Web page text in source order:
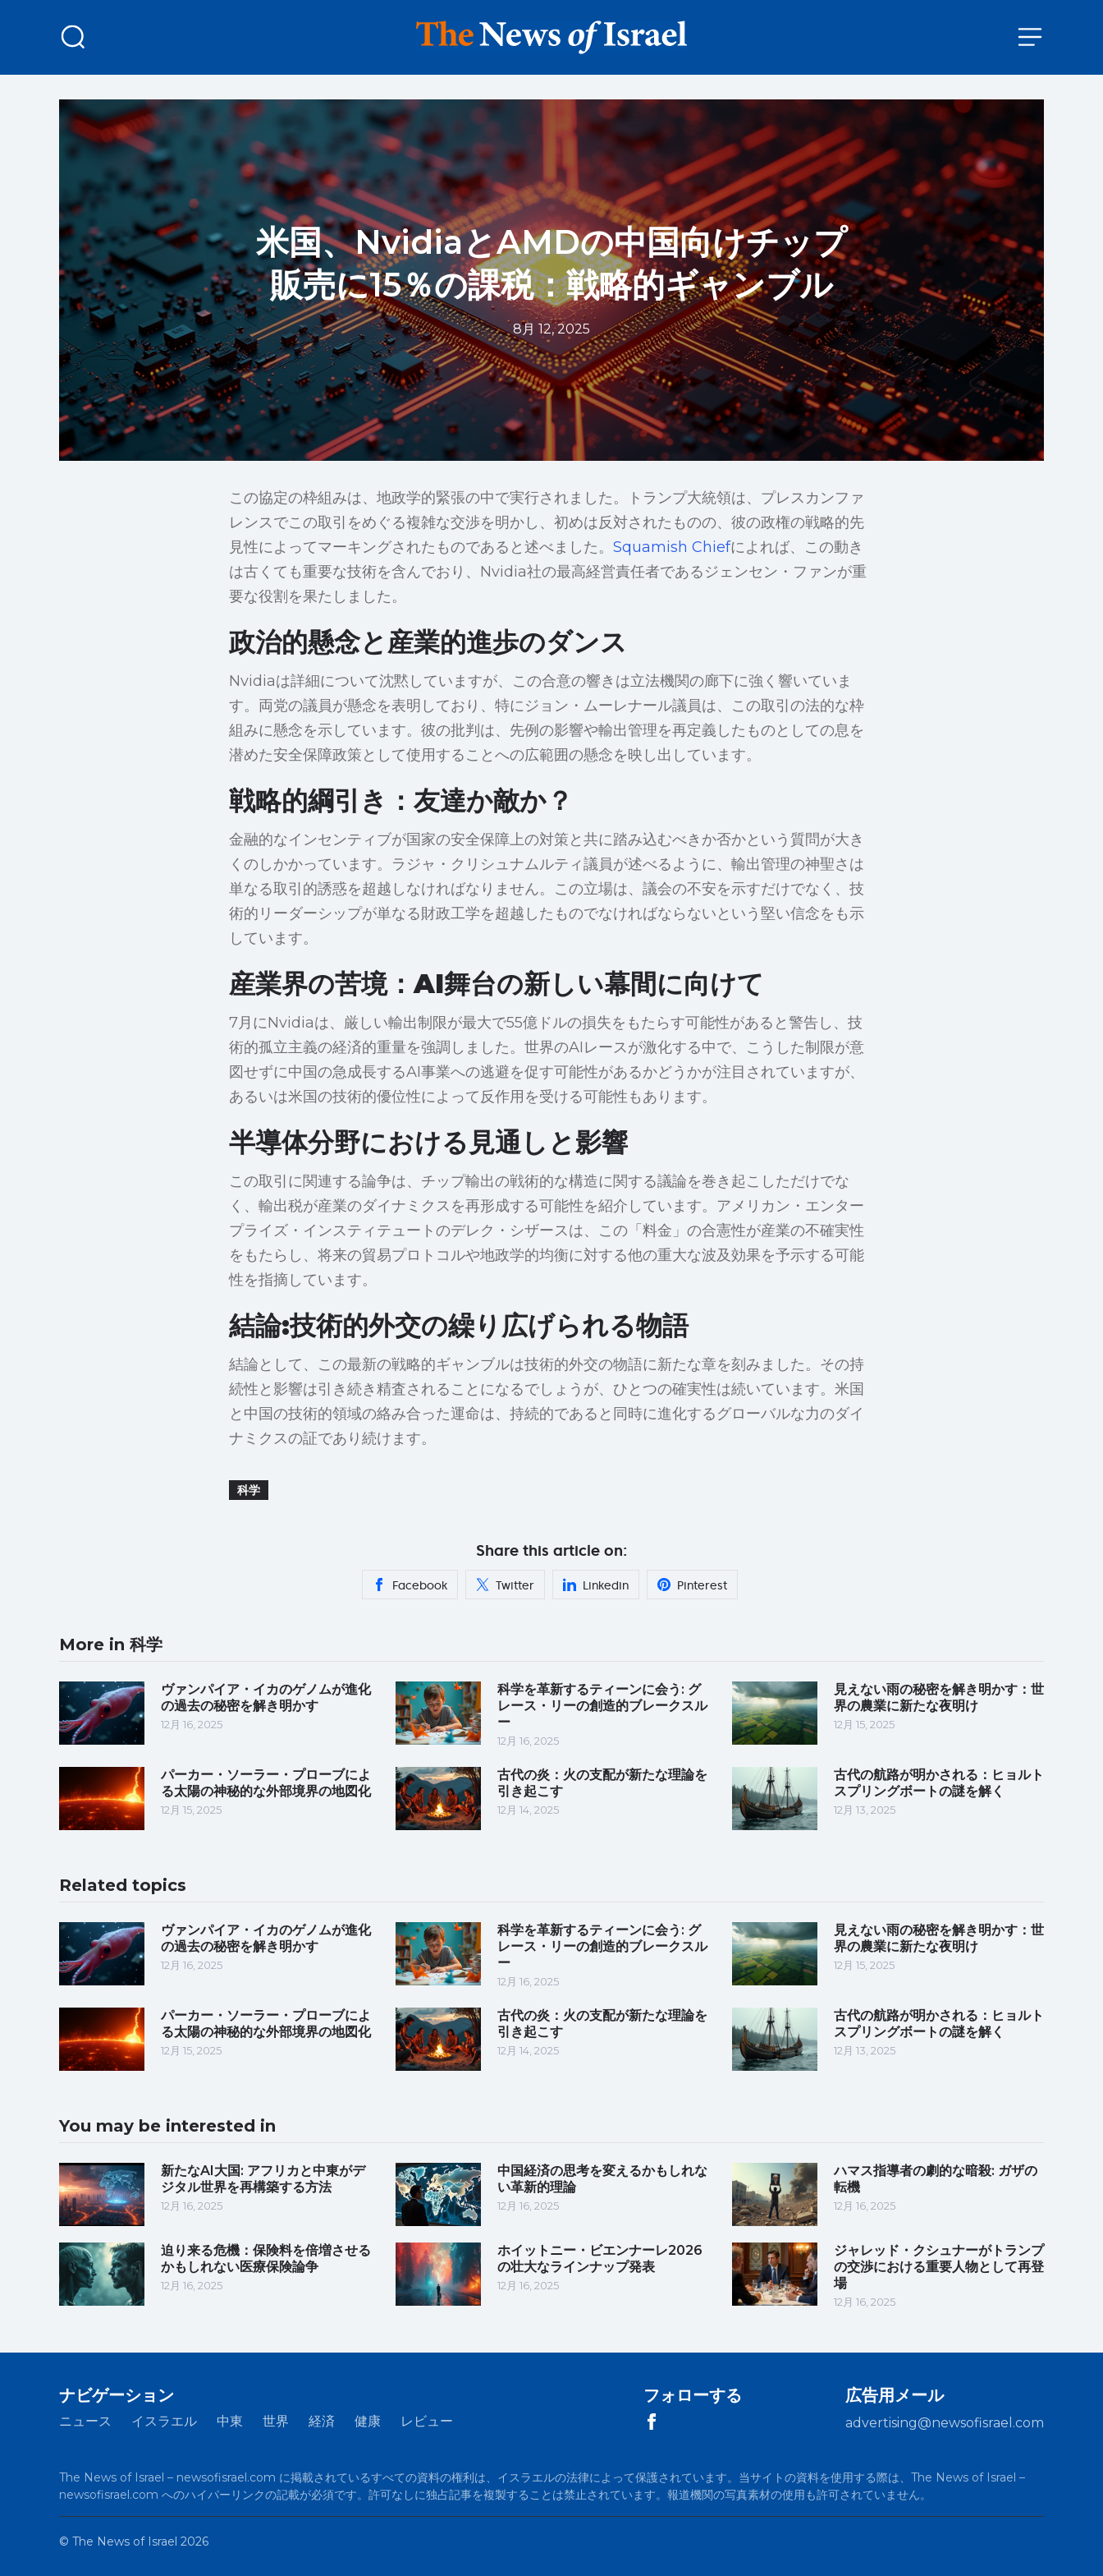
米国、NvidiaとAMDの中国向けチップ
販売に15％の課税：戦略的ギャンブル
8月 12, 2025
この協定の枠組みは、地政学的緊張の中で実行されました。トランプ大統領は、プレスカンファ
レンスでこの取引をめぐる複雑な交渉を明かし、初めは反対されたものの、彼の政権の戦略的先
見性によってマーキングされたものであると述べました。 Squamish Chiefによれば、この動き
は古くても重要な技術を含んでおり、Nvidia社の最高経営責任者であるジェンセン・ファンが重
要な役割を果たしました。
政治的懸念と産業的進歩のダンス
Nvidiaは詳細について沈黙していますが、この合意の響きは立法機関の廊下に強く響いていま
す。両党の議員が懸念を表明しており、特にジョン・ムーレナール議員は、この取引の法的な枠
組みに懸念を示しています。彼の批判は、先例の影響や輸出管理を再定義したものとしての息を
潜めた安全保障政策として使用することへの広範囲の懸念を映し出しています。
戦略的綱引き：友達か敵か？
金融的なインセンティブが国家の安全保障上の対策と共に踏み込むべきか否かという質問が大き
くのしかかっています。ラジャ・クリシュナムルティ議員が述べるように、輸出管理の神聖さは
単なる取引的誘惑を超越しなければなりません。この立場は、議会の不安を示すだけでなく、技
術的リーダーシップが単なる財政工学を超越したものでなければならないという堅い信念をも示
しています。
産業界の苦境：AI舞台の新しい幕間に向けて
7月にNvidiaは、厳しい輸出制限が最大で55億ドルの損失をもたらす可能性があると警告し、技
術的孤立主義の経済的重量を強調しました。世界のAIレースが激化する中で、こうした制限が意
図せずに中国の急成長するAI事業への逃避を促す可能性があるかどうかが注目されていますが、
あるいは米国の技術的優位性によって反作用を受ける可能性もあります。
半導体分野における見通しと影響
この取引に関連する論争は、チップ輸出の戦術的な構造に関する議論を巻き起こしただけでな
く、輸出税が産業のダイナミクスを再形成する可能性を紹介しています。アメリカン・エンター
プライズ・インスティテュートのデレク・シザースは、この「料金」の合憲性が産業の不確実性
をもたらし、将来の貿易プロトコルや地政学的均衡に対する他の重大な波及効果を予示する可能
性を指摘しています。
結論:技術的外交の繰り広げられる物語
結論として、この最新の戦略的ギャンブルは技術的外交の物語に新たな章を刻みました。その持
続性と影響は引き続き精査されることになるでしょうが、ひとつの確実性は続いています。米国
と中国の技術的領域の絡み合った運命は、持続的であると同時に進化するグローバルな力のダイ
ナミクスの証であり続けます。
科学
Share this article on:
Facebook Twitter Linkedin Pinterest
More in 科学
ヴァンパイア・イカのゲノムが進化
の過去の秘密を解き明かす
12月 16, 2025
科学を革新するティーンに会う: グ
レース・リーの創造的ブレークスル
ー
12月 16, 2025
見えない雨の秘密を解き明かす：世
界の農業に新たな夜明け
12月 15, 2025
パーカー・ソーラー・プローブによ
る太陽の神秘的な外部境界の地図化
12月 15, 2025
古代の炎：火の支配が新たな理論を
引き起こす
12月 14, 2025
古代の航路が明かされる：ヒョルト
スプリングボートの謎を解く
12月 13, 2025
Related topics
ヴァンパイア・イカのゲノムが進化
の過去の秘密を解き明かす
12月 16, 2025
科学を革新するティーンに会う: グ
レース・リーの創造的ブレークスル
ー
12月 16, 2025
見えない雨の秘密を解き明かす：世
界の農業に新たな夜明け
12月 15, 2025
パーカー・ソーラー・プローブによ
る太陽の神秘的な外部境界の地図化
12月 15, 2025
古代の炎：火の支配が新たな理論を
引き起こす
12月 14, 2025
古代の航路が明かされる：ヒョルト
スプリングボートの謎を解く
12月 13, 2025
You may be interested in
新たなAI大国: アフリカと中東がデ
ジタル世界を再構築する方法
12月 16, 2025
中国経済の思考を変えるかもしれな
い革新的理論
12月 16, 2025
ハマス指導者の劇的な暗殺: ガザの
転機
12月 16, 2025
迫り来る危機：保険料を倍増させる
かもしれない医療保険論争
12月 16, 2025
ホイットニー・ビエンナーレ2026
の壮大なラインナップ発表
12月 16, 2025
ジャレッド・クシュナーがトランプ
の交渉における重要人物として再登
場
12月 16, 2025
ナビゲーション
ニュース イスラエル 中東 世界 経済 健康 レビュー
フォローする 広告用メール
advertising@newsofisrael.com
The News of Israel – newsofisrael.com に掲載されているすべての資料の権利は、イスラエルの法律によって保護されています。当サイトの資料を使用する際は、The News of Israel –
newsofisrael.com へのハイパーリンクの記載が必須です。許可なしに独占記事を複製することは禁止されています。報道機関の写真素材の使用も許可されていません。
© The News of Israel 2026